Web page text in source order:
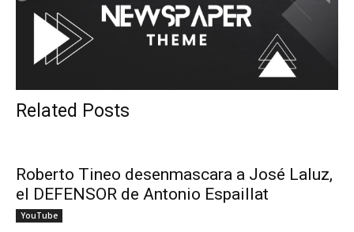
Related Posts
Roberto Tineo desenmascara a José Laluz,
el DEFENSOR de Antonio Espaillat
YouTube